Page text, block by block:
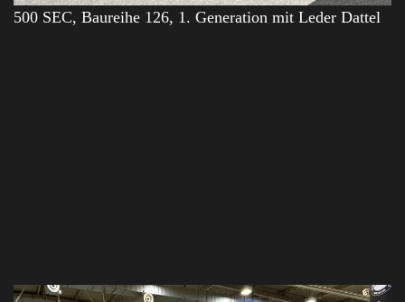
500 SEC, Baureihe 126, 1. Generation mit Leder Dattel